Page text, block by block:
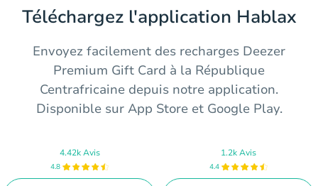
Téléchargez l'application Hablax
Envoyez facilement des recharges Deezer
Premium Gift Card à la République
Centrafricaine depuis notre application.
Disponible sur App Store et Google Play.
4.42k Avis
4.8
1.2k Avis
4.4